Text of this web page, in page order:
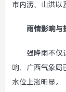
市内涝、山洪以
雨情影响与
强降雨不仅
响，广西气象局
水位上涨明显。